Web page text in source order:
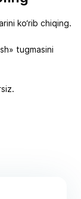
ko‘rib chiqing.
tugmasini